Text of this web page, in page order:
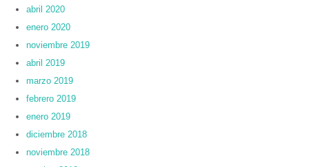
abril 2020
enero 2020
noviembre 2019
abril 2019
marzo 2019
febrero 2019
enero 2019
diciembre 2018
noviembre 2018